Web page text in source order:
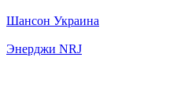
Шансон Украина
Энерджи NRJ